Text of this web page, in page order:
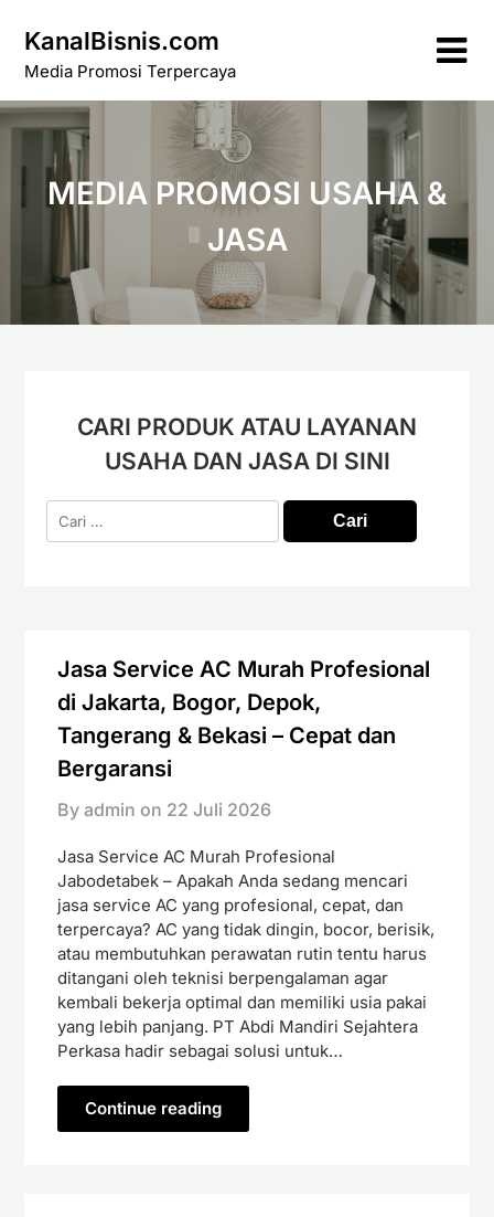
content
KanalBisnis.com
Media Promosi Terpercaya
MEDIA PROMOSI USAHA &
JASA
CARI PRODUK ATAU LAYANAN
USAHA DAN JASA DI SINI
Cari
untuk:
Jasa Service AC Murah Profesional
di Jakarta, Bogor, Depok,
Tangerang & Bekasi – Cepat dan
Bergaransi
By admin on 22 Juli 2026
Jasa Service AC Murah Profesional
Jabodetabek – Apakah Anda sedang mencari
jasa service AC yang profesional, cepat, dan
terpercaya? AC yang tidak dingin, bocor, berisik,
atau membutuhkan perawatan rutin tentu harus
ditangani oleh teknisi berpengalaman agar
kembali bekerja optimal dan memiliki usia pakai
yang lebih panjang. PT Abdi Mandiri Sejahtera
Perkasa hadir sebagai solusi untuk…
Continue reading